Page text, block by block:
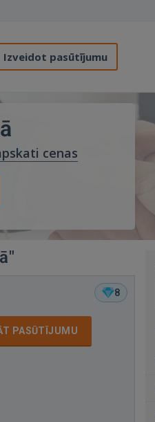
Izveidot pasūtījumu
cenas
8
PASŪTĪJUMU